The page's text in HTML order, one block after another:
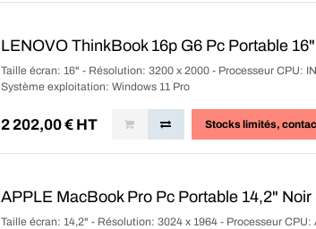
LENOVO ThinkBook 16p G6 Pc Portable 16"
Taille écran: 16" - Résolution: 3200 x 2000 - Processeur CPU:
Système exploitation: Windows 11 Pro
2 202,00€ HT Stocks limités,
APPLE MacBook Pro Pc Portable 14,2"
Taille écran: 14,2" - Résolution: 3024 x 1964 - Processeur